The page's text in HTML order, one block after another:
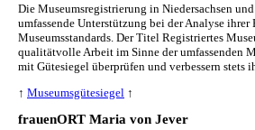
Die Museumsregistrierung in Niedersachsen
umfassende Unterstützung bei der Analyse
Museumsstandards. Der Titel Registriertes
qualitätvolle Arbeit im Sinne der umfassenden
mit Gütesiegel überprüfen und verbessern stets
↑ Museumsgütesiegel ↑
frauenORT Maria von Jever